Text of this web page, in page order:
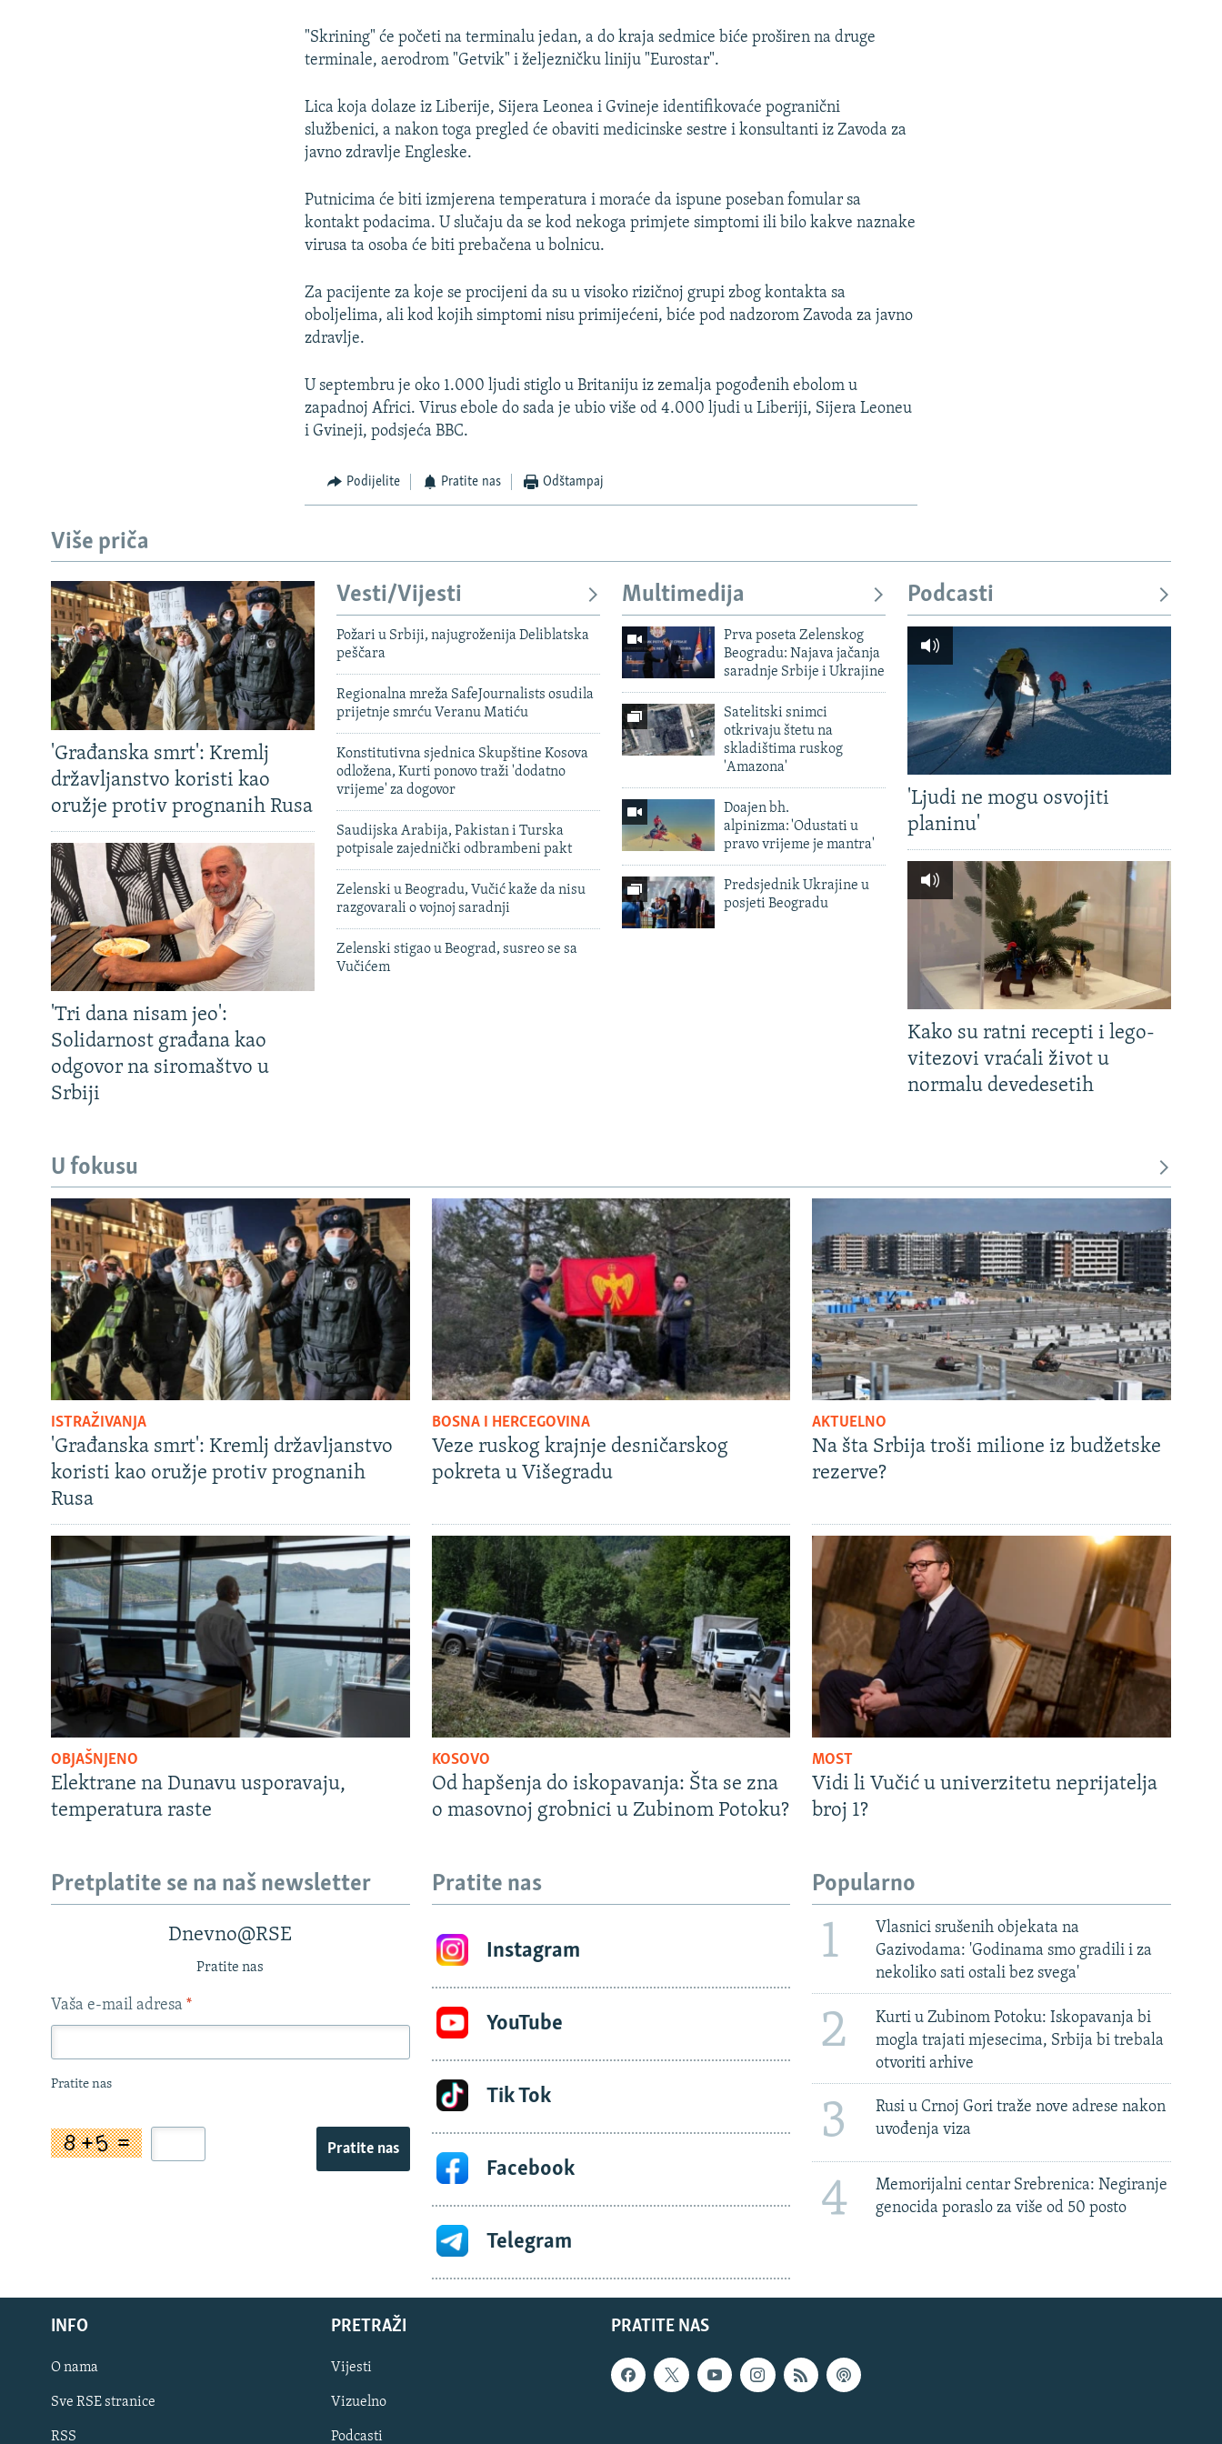
"Skrining" će početi na terminalu jedan, a do kraja sedmice biće proširen na druge
terminale, aerodrom "Getvik" i željezničku liniju "Eurostar".
Lica koja dolaze iz Liberije, Sijera Leonea i Gvineje identifikovaće pogranični
službenici, a nakon toga pregled će obaviti medicinske sestre i konsultanti iz Zavoda za
javno zdravlje Engleske.
Putnicima će biti izmjerena temperatura i moraće da ispune poseban fomular sa
kontakt podacima. U slučaju da se kod nekoga primjete simptomi ili bilo kakve naznake
virusa ta osoba će biti prebačena u bolnicu.
Za pacijente za koje se procijeni da su u visoko rizičnoj grupi zbog kontakta sa
oboljelima, ali kod kojih simptomi nisu primijećeni, biće pod nadzorom Zavoda za javno
zdravlje.
U septembru je oko 1.000 ljudi stiglo u Britaniju iz zemalja pogođenih ebolom u
zapadnoj Africi. Virus ebole do sada je ubio više od 4.000 ljudi u Liberiji, Sijera Leoneu
i Gvineji, podsjeća BBC.
Podijelite Pratite nas Odštampaj
Više priča
'Građanska smrt': Kremlj
državljanstvo koristi kao
oružje protiv prognanih Rusa
'Tri dana nisam jeo':
Solidarnost građana kao
odgovor na siromaštvo u
Srbiji
Vesti/Vijesti
Požari u Srbiji, najugroženija Deliblatska
peščara
Regionalna mreža SafeJournalists osudila
prijetnje smrću Veranu Matiću
Konstitutivna sjednica Skupštine Kosova
odložena, Kurti ponovo traži 'dodatno
vrijeme' za dogovor
Saudijska Arabija, Pakistan i Turska
potpisale zajednički odbrambeni pakt
Zelenski u Beogradu, Vučić kaže da nisu
razgovarali o vojnoj saradnji
Zelenski stigao u Beograd, susreo se sa
Vučićem
Multimedija
Prva poseta Zelenskog
Beogradu: Najava jačanja
saradnje Srbije i Ukrajine
Satelitski snimci
otkrivaju štetu na
skladištima ruskog
'Amazona'
Doajen bh.
alpinizma: 'Odustati u
pravo vrijeme je mantra'
Predsjednik Ukrajine u
posjeti Beogradu
Podcasti
'Ljudi ne mogu osvojiti
planinu'
Kako su ratni recepti i lego-
vitezovi vraćali život u
normalu devedesetih
U fokusu
ISTRAŽIVANJA
'Građanska smrt': Kremlj državljanstvo
koristi kao oružje protiv prognanih
Rusa
BOSNA I HERCEGOVINA
Veze ruskog krajnje desničarskog
pokreta u Višegradu
AKTUELNO
Na šta Srbija troši milione iz budžetske
rezerve?
OBJAŠNJENO
Elektrane na Dunavu usporavaju,
temperatura raste
KOSOVO
Od hapšenja do iskopavanja: Šta se zna
o masovnoj grobnici u Zubinom Potoku?
MOST
Vidi li Vučić u univerzitetu neprijatelja
broj 1?
Pretplatite se na naš newsletter
Dnevno@RSE
Pratite nas
Vaša e-mail adresa *
Pratite nas
Pratite nas
Pratite nas
Instagram
YouTube
Tik Tok
Facebook
Telegram
Popularno
1
Vlasnici srušenih objekata na
Gazivodama: 'Godinama smo gradili i za
nekoliko sati ostali bez svega'
2
Kurti u Zubinom Potoku: Iskopavanja bi
mogla trajati mjesecima, Srbija bi trebala
otvoriti arhive
3
Rusi u Crnoj Gori traže nove adrese nakon
uvođenja viza
4
Memorijalni centar Srebrenica: Negiranje
genocida poraslo za više od 50 posto
PRATITE NAS
INFO
O nama
Sve RSE stranice
RSS
PRETRAŽI
Vijesti
Vizuelno
Podcasti